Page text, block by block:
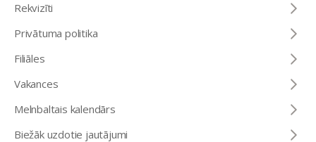
Rekvizīti
Privātuma politika
Filiāles
Vakances
Melnbaltais kalendārs
Biežāk uzdotie jautājumi